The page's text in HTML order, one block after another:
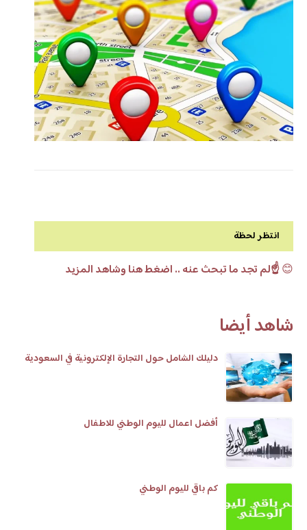
انتظر لحظة
😊☝️لم تجد ما تبحث عنه .. اضغط هنا وشاهد المزيد
شاهد أيضا
دليلك الشامل حول التجارة الإلكترونية في السعودية
أفضل اعمال لليوم الوطني للاطفال
كم باقي لليوم الوطني